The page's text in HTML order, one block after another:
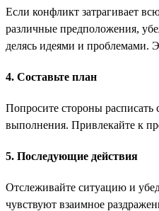
Если конфликт затрагивает
различные предположения,
делясь идеями и проблемами.
4. Составьте план
Попросите стороны
выполнения. Привлекайте к
5. Последующие действия
Отслеживайте ситуацию и
чувствуют взаимное